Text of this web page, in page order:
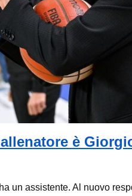
è
un assistente. Al nuovo